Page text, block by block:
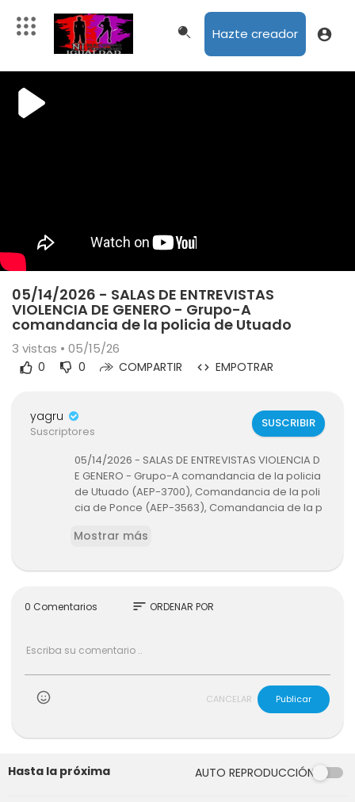
Hazte creador
05/14/2026 - SALAS DE ENTREVISTAS
VIOLENCIA DE GENERO - Grupo-A
comandancia de la policia de Utuado
3 vistas • 05/15/26
0 0 COMPARTIR EMPOTRAR
yagru
Suscriptores
SUSCRIBIR
05/14/2026 - SALAS DE ENTREVISTAS VIOLENCIA D
E GENERO - Grupo-A comandancia de la policia
de Utuado (AEP-3700), Comandancia de la poli
cia de Ponce (AEP-3563), Comandancia de la p
5-26-40
Mostrar más
0 Comentarios sort ORDENAR POR
CANCELAR Publicar
Hasta la próxima AUTO REPRODUCCIÓN
03:05